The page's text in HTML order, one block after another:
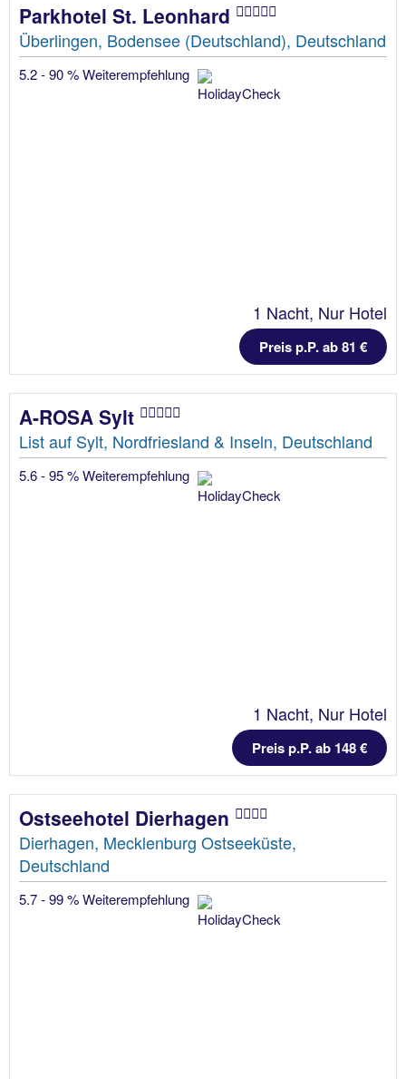
Parkhotel St. Leonhard
Überlingen, Bodensee (Deutschland), Deutschland
5.2 - 90 % Weiterempfehlung
1 Nacht, Nur Hotel
Preis p.P. ab 81 €
A-ROSA Sylt
List auf Sylt, Nordfriesland & Inseln, Deutschland
5.6 - 95 % Weiterempfehlung
1 Nacht, Nur Hotel
Preis p.P. ab 148 €
Ostseehotel Dierhagen
Dierhagen, Mecklenburg Ostseeküste,
Deutschland
5.7 - 99 % Weiterempfehlung